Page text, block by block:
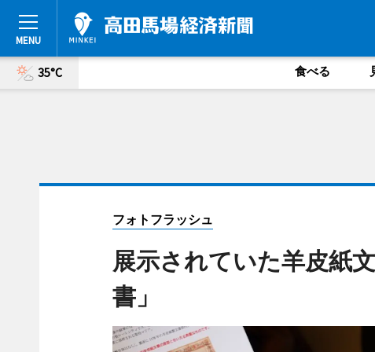
35°C 食べる
フォトフラッシュ
展示されていた羊皮紙
書」